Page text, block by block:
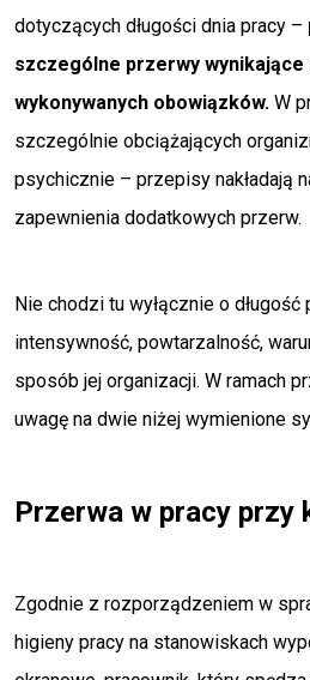
dotyczących długości dnia pracy –
szczególne przerwy
wykonywanych obowiązków. W
szczególnie obciążających
psychicznie – przepisy nakładają
zapewnienia dodatkowych przerw.
Nie chodzi tu wyłącznie o długość
intensywność, powtarzalność,
sposób jej organizacji. W ramach
uwagę na dwie niżej wymienione
Przerwa w pracy przy
Zgodnie z rozporządzeniem w
higieny pracy na stanowiskach